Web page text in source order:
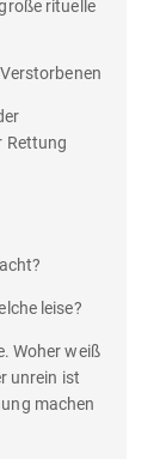
rituelle
Rettung
leise?
Woher weiß
unrein ist
machen